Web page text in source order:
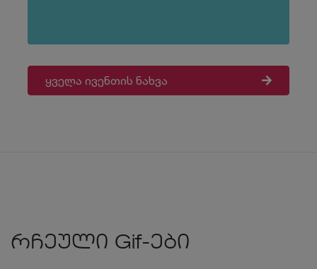
ყველა ივენთის ნახვა
რჩეული Gif-ები